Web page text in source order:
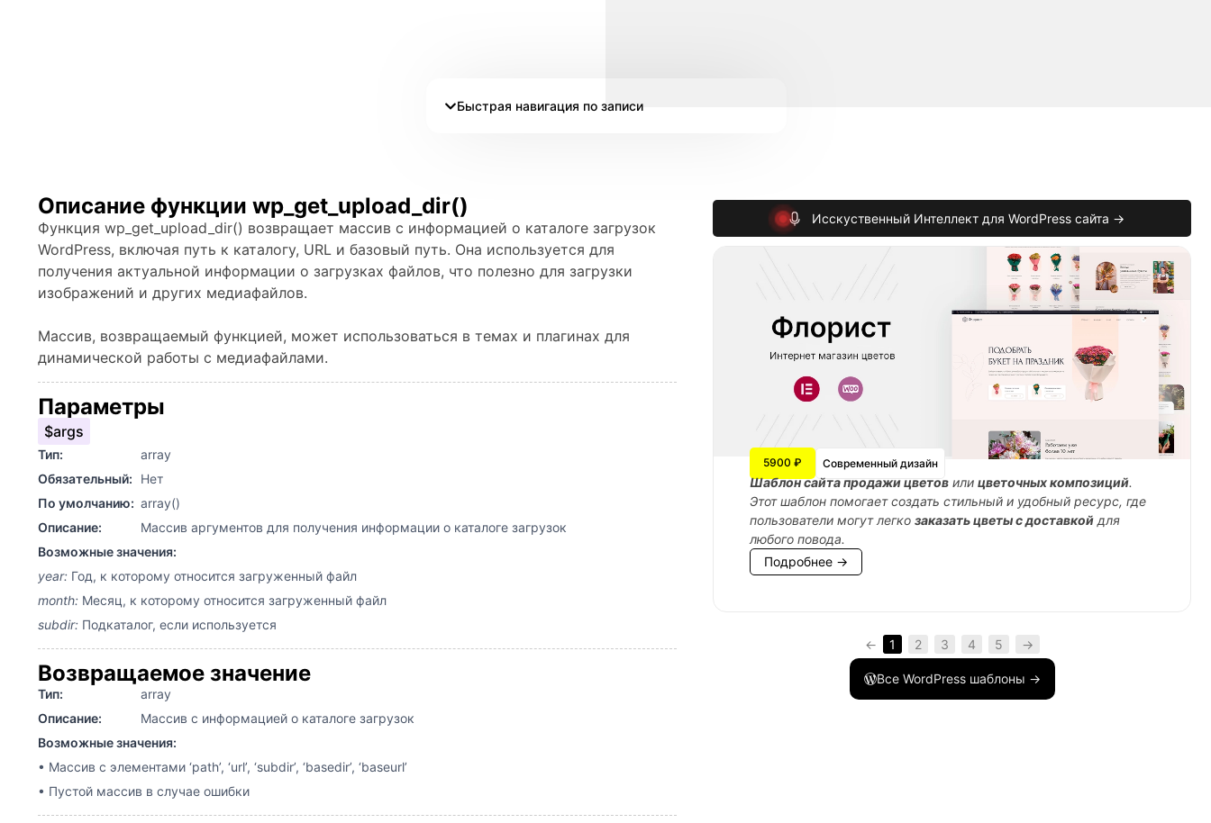
Быстрая навигация по записи
Описание функции wp_get_upload_dir()
Функция wp_get_upload_dir() возвращает массив с информацией о каталоге загрузок
WordPress, включая путь к каталогу, URL и базовый путь. Она используется для
получения актуальной информации о загрузках файлов, что полезно для загрузки
изображений и других медиафайлов.
Массив, возвращаемый функцией, может использоваться в темах и плагинах для
динамической работы с медиафайлами.
Параметры
$args
Тип:
array
Обязательный:
Нет
По умолчанию: array()
Описание:
Массив аргументов для получения информации о каталоге загрузок
Возможные значения:
year: Год, к которому относится загруженный файл
month: Месяц, к которому относится загруженный файл
subdir: Подкаталог, если используется
Возвращаемое значение
Тип:
array
Описание:
Массив с информацией о каталоге загрузок
Возможные значения:
• Массив с элементами ‘path’, ‘url’, ‘subdir’, ‘basedir’, ‘baseurl’
• Пустой массив в случае ошибки
Исскуственный Интеллект для WordPress сайта →
5900 ₽ Современный дизайн
Шаблон сайта продажи цветов илицветочных композиций.
Этот шаблон помогает создать стильный и удобный ресурс, где
пользователи могут легкозаказать цветы с доставкойдля
любого повода.
Подробнее →
← 1 2 3 4 5 →
Все WordPress шаблоны →